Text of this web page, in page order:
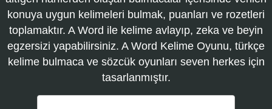
konuya uygun kelimeleri bulmak, puanları ve rozetleri
toplamaktır. A Word ile kelime avlayıp, zeka ve beyin
egzersizi yapabilirsiniz. A Word Kelime Oyunu, türkçe
kelime bulmaca ve sözcük oyunları seven herkes için
tasarlanmıştır.